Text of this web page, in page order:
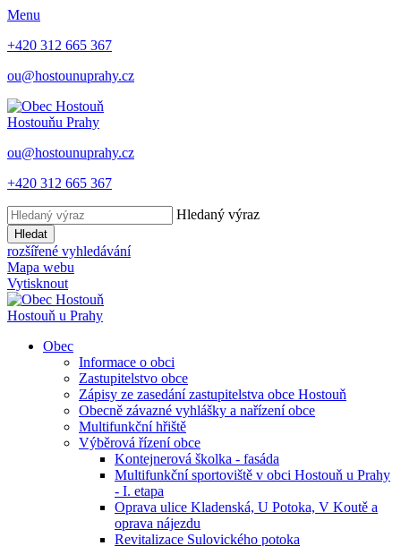
Menu
+420 312 665 367
ou@hostounuprahy.cz
Hostouňu Prahy
ou@hostounuprahy.cz
+420 312 665 367
Hledaný výraz
Hledat
rozšířené vyhledávání
Mapa webu
Vytisknout
Hostouň u Prahy
Obec
Informace o obci
Zastupitelstvo obce
Zápisy ze zasedání zastupitelstva obce Hostouň
Obecně závazné vyhlášky a nařízení obce
Multifunkční hřiště
Výběrová řízení obce
Kontejnerová školka - fasáda
Multifunkční sportoviště v obci Hostouň u Prahy
- I. etapa
Oprava ulice Kladenská, U Potoka, V Koutě a
oprava nájezdu
Revitalizace Sulovického potoka